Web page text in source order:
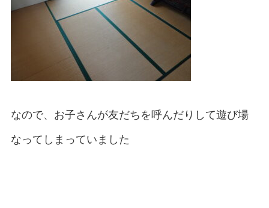
なので、お子さんが友だちを呼んだりして遊び場
なってしまっていました